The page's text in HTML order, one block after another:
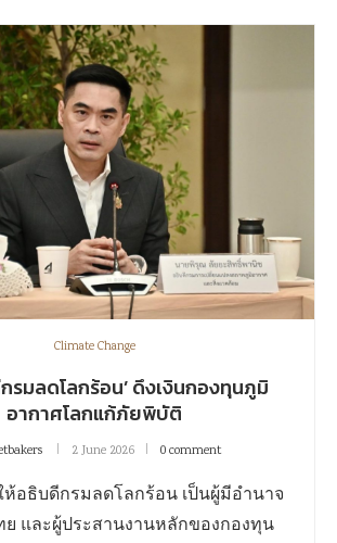
Climate Change
รมลดโลกร้อน’ ดึงเงินกองทุนภูมิ
อากาศโลกแก้ภัยพิบัติ
2 June 2026 0 comment
อธิบดีกรมลดโลกร้อน เป็นผู้มีอำนาจ
ย และผู้ประสานงานหลักของกองทุน